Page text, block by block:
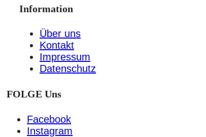
Information
Über uns
Kontakt
Impressum
Datenschutz
FOLGE Uns
Facebook
Instagram